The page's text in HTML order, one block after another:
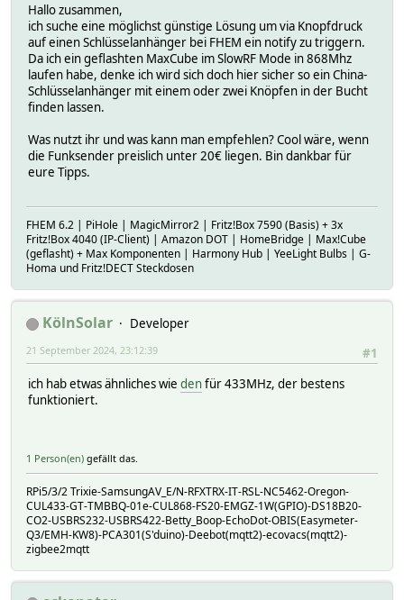
Hallo zusammen,
ich suche eine möglichst günstige Lösung um via Knopfdruck
auf einen Schlüsselanhänger bei FHEM ein notify zu triggern.
Da ich ein geflashten MaxCube im SlowRF Mode in 868Mhz
laufen habe, denke ich wird sich doch hier sicher so ein China-
Schlüsselanhänger mit einem oder zwei Knöpfen in der Bucht
finden lassen.
Was nutzt ihr und was kann man empfehlen? Cool wäre, wenn
die Funksender preislich unter 20€ liegen. Bin dankbar für
eure Tipps.
FHEM 6.2 | PiHole | MagicMirror2 | Fritz!Box 7590 (Basis) + 3x
Fritz!Box 4040 (IP-Client) | Amazon DOT | HomeBridge | Max!Cube
(geflasht) + Max Komponenten | Harmony Hub | YeeLight Bulbs | G-
Homa und Fritz!DECT Steckdosen
KölnSolar
Developer
#1
21 September 2024, 23:12:39
ich hab etwas ähnliches wie denfür 433MHz, der bestens
funktioniert.
1 Person(en) gefällt das.
RPi5/3/2 Trixie-SamsungAV_E/N-RFXTRX-IT-RSL-NC5462-Oregon-
CUL433-GT-TMBBQ-01e-CUL868-FS20-EMGZ-1W(GPIO)-DS18B20-
CO2-USBRS232-USBRS422-Betty_Boop-EchoDot-OBIS(Easymeter-
Q3/EMH-KW8)-PCA301(S'duino)-Deebot(mqtt2)-ecovacs(mqtt2)-
zigbee2mqtt